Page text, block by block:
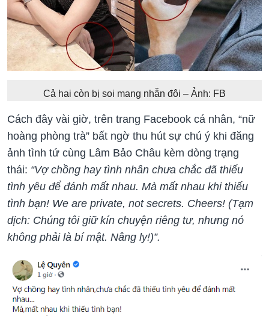
Cả hai còn bị soi mang nhẫn đôi – Ảnh: FB
Cách đây vài giờ, trên trang Facebook cá nhân, “nữ
hoàng phòng trà” bất ngờ thu hút sự chú ý khi đăng
ảnh tình tứ cùng Lâm Bảo Châu kèm dòng trạng
thái: “Vợ chồng hay tình nhân chưa chắc đã thiếu
tình yêu để đánh mất nhau. Mà mất nhau khi thiếu
tình bạn! We are private, not secrets. Cheers! (Tạm
dịch: Chúng tôi giữ kín chuyện riêng tư, nhưng nó
không phải là bí mật. Nâng ly!)”.